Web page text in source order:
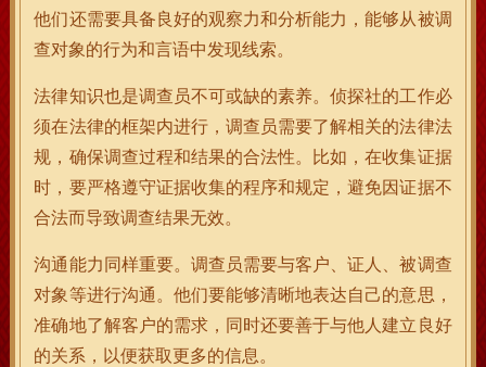
他们还需要具备良好的观察力和分析能力，能够从被调
查对象的行为和言语中发现线索。
法律知识也是调查员不可或缺的素养。侦探社的工作必
须在法律的框架内进行，调查员需要了解相关的法律法
规，确保调查过程和结果的合法性。比如，在收集证据
时，要严格遵守证据收集的程序和规定，避免因证据不
合法而导致调查结果无效。
沟通能力同样重要。调查员需要与客户、证人、被调查
对象等进行沟通。他们要能够清晰地表达自己的意思，
准确地了解客户的需求，同时还要善于与他人建立良好
的关系，以便获取更多的信息。